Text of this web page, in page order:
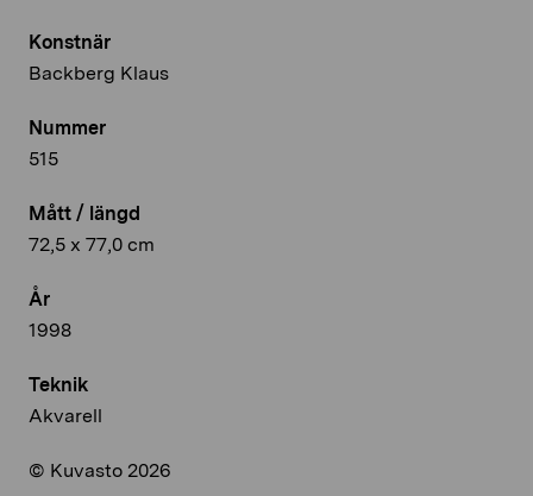
Konstnär
Backberg Klaus
Nummer
515
Mått / längd
72,5 x 77,0 cm
År
1998
Teknik
Akvarell
© Kuvasto 2026